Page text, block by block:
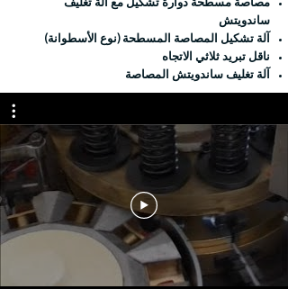
مصاصة مسطحة دوارة تشكيل مع آلة تغليف
ساندويتش
آلة تشكيل المصاصة المسطحة (نوع الأسطوانة)
ناقل تبريد ثلاثي الاتجاه
آلة تغليف ساندويتش المصاصة